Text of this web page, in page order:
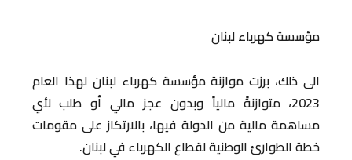
مؤسسة كهرباء لبنان
الى ذلك، برزت موازنة مؤسسة كهرباء لبنان لهذا العام
2023، متوازنةً مالياً وبدون عجز مالي أو طلب لأي
مساهمة مالية من الدولة فيها، بالارتكاز على مقومات
خطة الطوارئ الوطنية لقطاع الكهرباء في لبنان.